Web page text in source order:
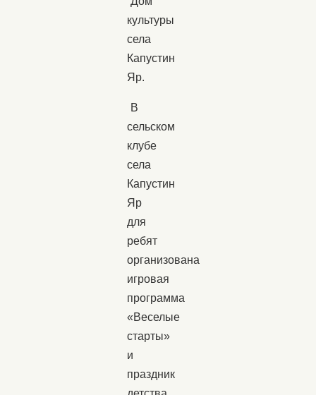
культуры
села
Капустин
Яр.
В
сельском
клубе
села
Капустин
Яр
для
ребят
организована
игровая
программа
«Веселые
старты»
и
праздник